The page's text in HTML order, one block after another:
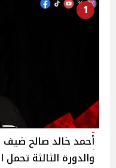
1
أحمد خالد صالح ضيف
والدورة الثالثة